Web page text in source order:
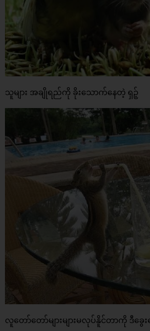
သူများ အချိုရည်ကို ခိုးသောက်နေတဲ့ ရှဉ့်
လူတော်တော်များများမလုပ်နိူင်တာကို ဒီခွ